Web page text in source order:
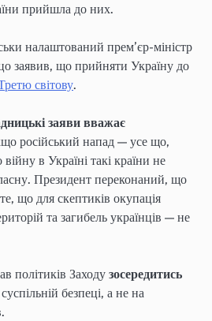
прийшла до них.
налаштований прем’єр-міністр
заявив, що прийняти Україну до
світову.
заяви вважає
російський напад — усе що,
в Україні такі країни не
Президент переконаний, що
що для скептиків окупація
та загибель українців — не
політиків Заходу зосередитись
безпеці, а не на